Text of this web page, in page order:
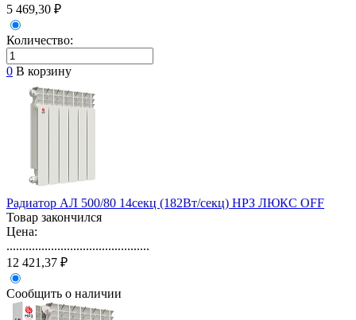
5 469,30 ₽
Количество:
0 В корзину
Радиатор АЛ 500/80 14секц (182Вт/секц) НРЗ ЛЮКС OFF
Товар закончился
Цена:
.............................................
12 421,37 ₽
Сообщить о наличии